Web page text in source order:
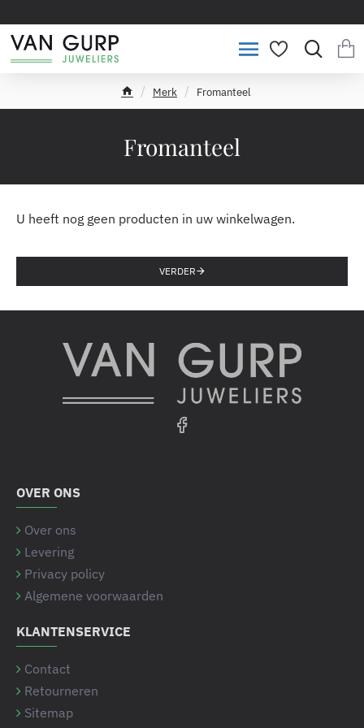
Fromanteel
e
Merk Fromanteel
U heeft nog geen producten in uw winkelwagen.
VERDER
OVER ONS
Over ons
Levering
Privacy policy
Algemene voorwaarden
KLANTENSERVICE
Contact
Retourneren
Sitemap